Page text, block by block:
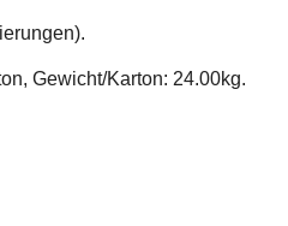
Gewicht/Karton: 24.00kg.